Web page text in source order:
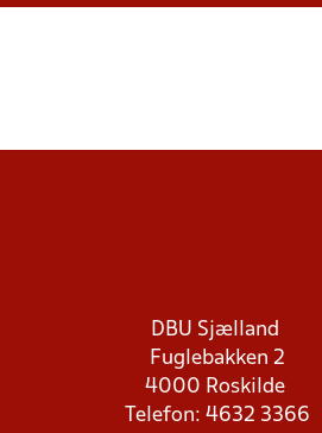
DBU Sjælland
Fuglebakken 2
4000 Roskilde
Telefon: 4632 3366